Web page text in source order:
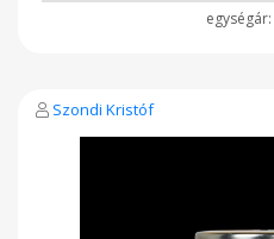
Szondi Kristóf